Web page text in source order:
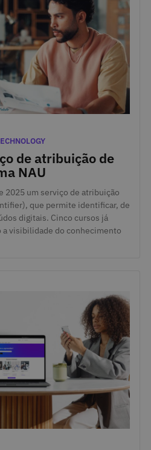
de atribuição de
NAU
2025 um serviço de atribuição
que permite identificar, de
digitais. Cinco cursos já
visibilidade do conhecimento